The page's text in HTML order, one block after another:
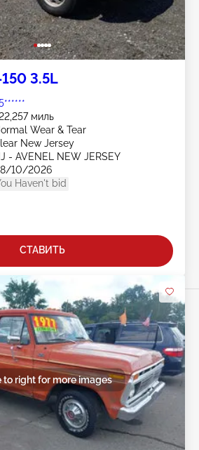
3.5L
миль
Wear & Tear
New Jersey
- AVENEL NEW JERSEY
10/2026
Haven't bid
СТАВИТЬ
to right for more images